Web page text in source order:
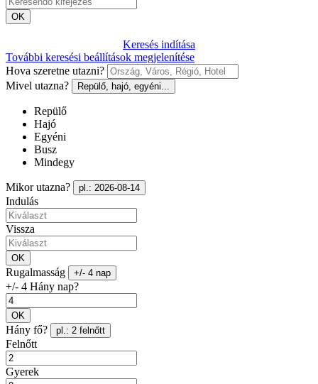
OK
Keresés indítása
További keresési beállítások megjelenítése
Hova szeretne utazni?
Mivel utazna?
Repülő, hajó, egyéni...
Repülő
Hajó
Egyéni
Busz
Mindegy
Mikor utazna? pl.: 2026-08-14
Indulás
Vissza
OK
Rugalmasság +/- 4 nap
+/- 4 Hány nap?
OK
Hány fő? pl.: 2 felnőtt
Felnőtt
Gyerek